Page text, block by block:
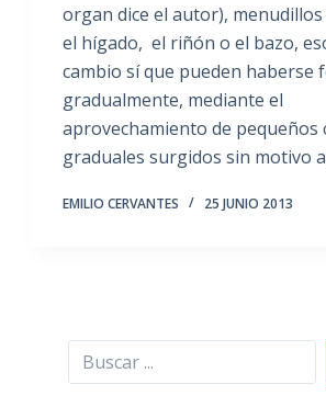
organ dice el autor),
el hígado, el riñón o el bazo,
cambio sí que pueden haberse
gradualmente, mediante el
aprovechamiento de pequeños
graduales surgidos sin motivo
EMILIO CERVANTES 25 JUNIO 2013
Buscar